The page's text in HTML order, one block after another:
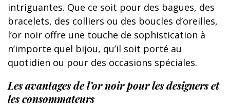
intriguantes. Que ce soit pour des bagues, des
bracelets, des colliers ou des boucles d’oreilles,
l’or noir offre une touche de sophistication à
n’importe quel bijou, qu’il soit porté au
quotidien ou pour des occasions spéciales.
Les avantages de l’or noir pour les designers et
les consommateurs